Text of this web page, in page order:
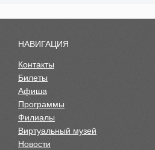
НАВИГАЦИЯ
Контакты
Билеты
Афиша
Программы
Филиалы
Виртуальный музей
Новости